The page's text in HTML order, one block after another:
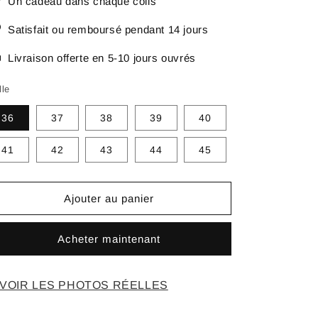
Satisfait ou remboursé pendant 14 jours
Livraison offerte en 5-10 jours ouvrés
36 37 38 39 40
41 42 43 44 45
Ajouter au panier
Acheter maintenant
VOIR LES PHOTOS RÉELLES